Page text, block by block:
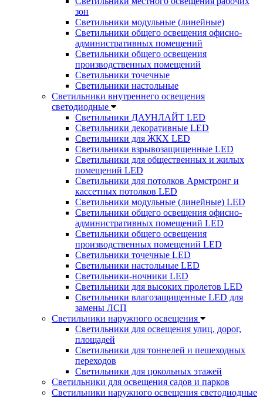
зон
Светильники модульные (линейные)
Светильники общего освещения офисно-
административных помещений
Светильники общего освещения
производственных помещений
Светильники точечные
Светильники настольные
Светильники внутреннего освещения
светодиодные
Светильники ДАУНЛАЙТ LED
Светильники декоративные LED
Светильники для ЖКХ LED
Светильники взрывозащищенные LED
Светильники для общественных и жилых
помещений LED
Светильники для потолков Армстронг и
кассетных потолков LED
Светильники модульные (линейные) LED
Светильники общего освещения офисно-
административных помещений LED
Светильники общего освещения
производственных помещений LED
Светильники точечные LED
Светильники настольные LED
Светильники-ночники LED
Светильники для высоких пролетов LED
Светильники влагозащищенные LED для
замены ЛСП
Светильники наружного освещения
Светильники для освещения улиц, дорог,
площадей
Светильники для тоннелей и пешеходных
переходов
Светильники для цокольных этажей
Светильники для освещения садов и парков
Светильники наружного освещения светодиодные